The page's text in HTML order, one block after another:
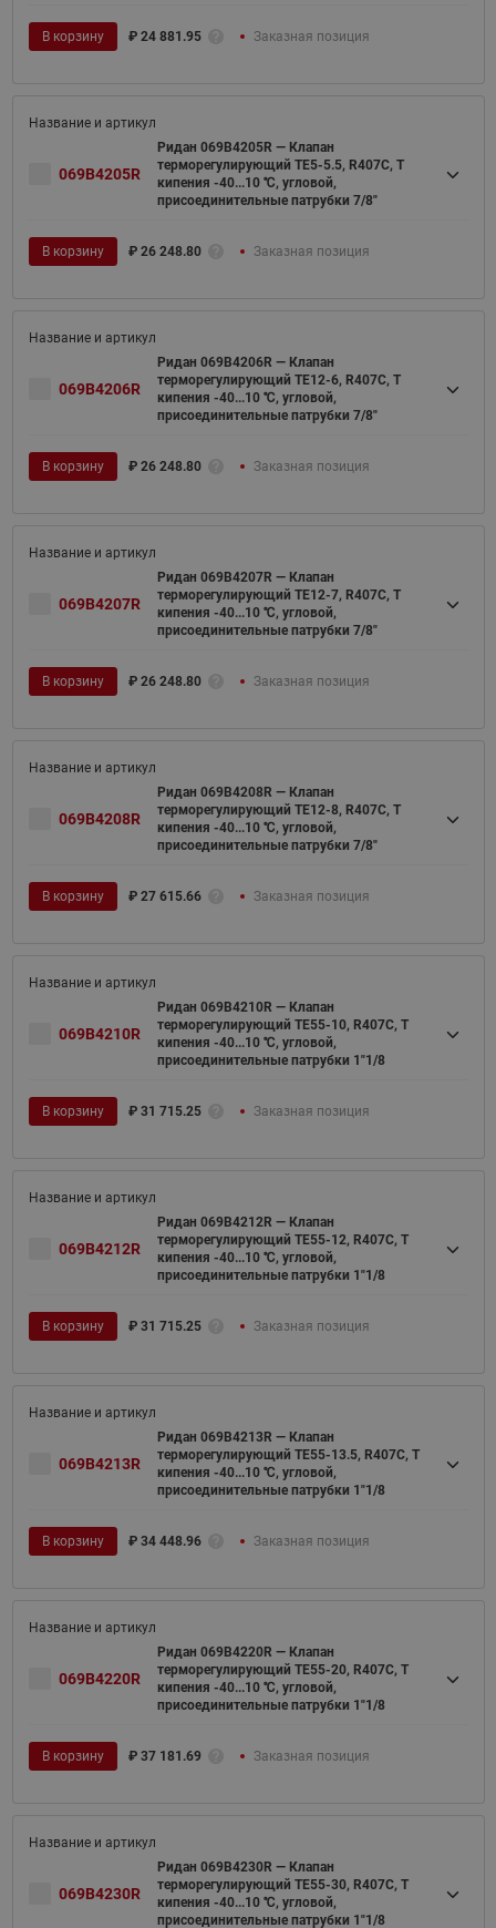
В корзину ₽ 24 881.95 Заказная позиция
069B4205R
Ридан 069B4205R — Клапан
терморегулирующий TE5-5.5, R407C, T
кипения -40...10 ℃, угловой,
присоединительные патрубки 7/8"
В корзину ₽ 26 248.80 Заказная позиция
069B4206R
Ридан 069B4206R — Клапан
терморегулирующий TE12-6, R407C, T
кипения -40...10 ℃, угловой,
присоединительные патрубки 7/8"
В корзину ₽ 26 248.80 Заказная позиция
069B4207R
Ридан 069B4207R — Клапан
терморегулирующий TE12-7, R407C, T
кипения -40...10 ℃, угловой,
присоединительные патрубки 7/8"
В корзину ₽ 26 248.80 Заказная позиция
069B4208R
Ридан 069B4208R — Клапан
терморегулирующий TE12-8, R407C, T
кипения -40...10 ℃, угловой,
присоединительные патрубки 7/8"
В корзину ₽ 27 615.66 Заказная позиция
069B4210R
Ридан 069B4210R — Клапан
терморегулирующий TE55-10, R407C, T
кипения -40...10 ℃, угловой,
присоединительные патрубки 1"1/8
В корзину ₽ 31 715.25 Заказная позиция
069B4212R
Ридан 069B4212R — Клапан
терморегулирующий TE55-12, R407C, T
кипения -40...10 ℃, угловой,
присоединительные патрубки 1"1/8
В корзину ₽ 31 715.25 Заказная позиция
069B4213R
Ридан 069B4213R — Клапан
терморегулирующий TE55-13.5, R407C, T
кипения -40...10 ℃, угловой,
присоединительные патрубки 1"1/8
В корзину ₽ 34 448.96 Заказная позиция
069B4220R
Ридан 069B4220R — Клапан
терморегулирующий TE55-20, R407C, T
кипения -40...10 ℃, угловой,
присоединительные патрубки 1"1/8
В корзину ₽ 37 181.69 Заказная позиция
069B4230R
Ридан 069B4230R — Клапан
терморегулирующий TE55-30, R407C, T
кипения -40...10 ℃, угловой,
присоединительные патрубки 1"1/8